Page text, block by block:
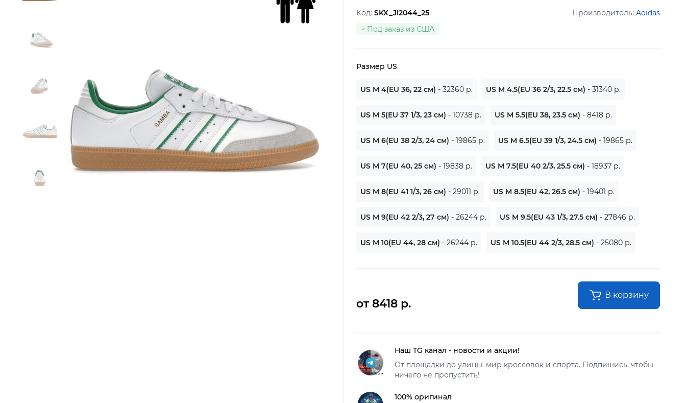
Код: SKX_JI2044_25 Производитель: Adidas
Под заказ из США
Размер US
US M 4(EU 36, 22 см) - 32360 р. US M 4.5(EU 36 2/3, 22.5 см) - 31340 р.
US M 5(EU 37 1/3, 23 см) - 10738 р. US M 5.5(EU 38, 23.5 см) - 8418 р.
US M 6(EU 38 2/3, 24 см) - 19865 р. US M 6.5(EU 39 1/3, 24.5 см) - 19865 р.
US M 7(EU 40, 25 см) - 19838 р. US M 7.5(EU 40 2/3, 25.5 см) - 18937 р.
US M 8(EU 41 1/3, 26 см) - 29011 р. US M 8.5(EU 42, 26.5 см) - 19401 р.
US M 9(EU 42 2/3, 27 см) - 26244 р. US M 9.5(EU 43 1/3, 27.5 см) - 27846 р.
US M 10(EU 44, 28 см) - 26244 р. US M 10.5(EU 44 2/3, 28.5 см) - 25080 р.
от 8418 р.
В корзину
Наш TG канал - новости и акции!
От площадки до улицы: мир кроссовок и спорта. Подпишись, чтобы
ничего не пропустить!
100% оригинал